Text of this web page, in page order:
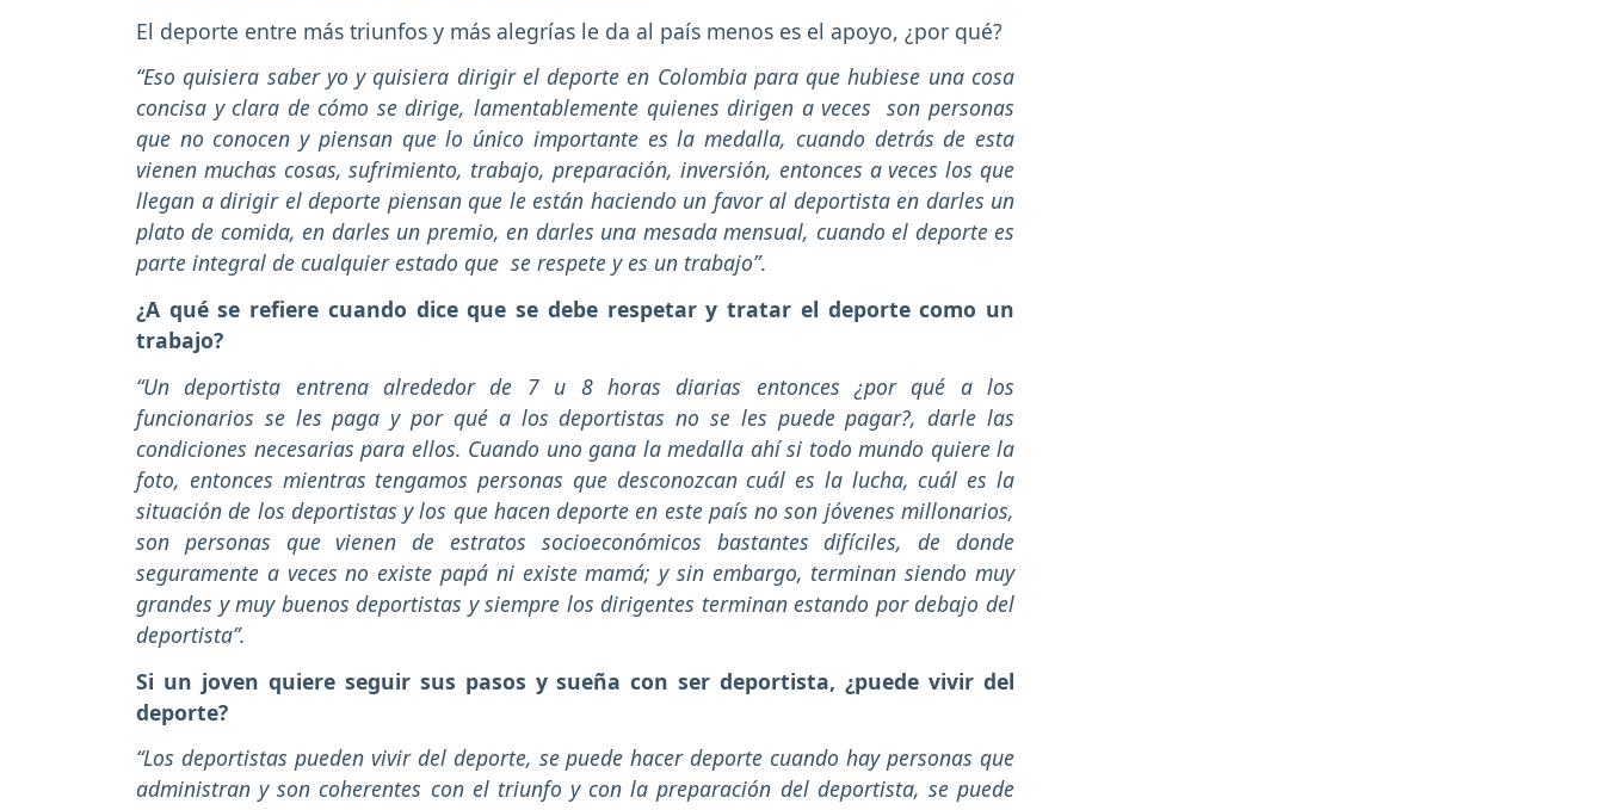
El deporte entre más triunfos y más alegrías le da al país menos es el apoyo, ¿por qué?
“Eso quisiera saber yo y quisiera dirigir el deporte en Colombia para que hubiese una cosa
concisa y clara de cómo se dirige, lamentablemente quienes dirigen a veces son personas
que no conocen y piensan que lo único importante es la medalla, cuando detrás de esta
vienen muchas cosas, sufrimiento, trabajo, preparación, inversión, entonces a veces los que
llegan a dirigir el deporte piensan que le están haciendo un favor al deportista en darles un
plato de comida, en darles un premio, en darles una mesada mensual, cuando el deporte es
parte integral de cualquier estado que se respete y es un trabajo”.
¿A qué se refiere cuando dice que se debe respetar y tratar el deporte como un
trabajo?
“Un deportista entrena alrededor de 7 u 8 horas diarias entonces ¿por qué a los
funcionarios se les paga y por qué a los deportistas no se les puede pagar?, darle las
condiciones necesarias para ellos. Cuando uno gana la medalla ahí si todo mundo quiere la
foto, entonces mientras tengamos personas que desconozcan cuál es la lucha, cuál es la
situación de los deportistas y los que hacen deporte en este país no son jóvenes millonarios,
son personas que vienen de estratos socioeconómicos bastantes difíciles, de donde
seguramente a veces no existe papá ni existe mamá; y sin embargo, terminan siendo muy
grandes y muy buenos deportistas y siempre los dirigentes terminan estando por debajo del
deportista”.
Si un joven quiere seguir sus pasos y sueña con ser deportista, ¿puede vivir del
deporte?
“Los deportistas pueden vivir del deporte, se puede hacer deporte cuando hay personas que
administran y son coherentes con el triunfo y con la preparación del deportista, se puede